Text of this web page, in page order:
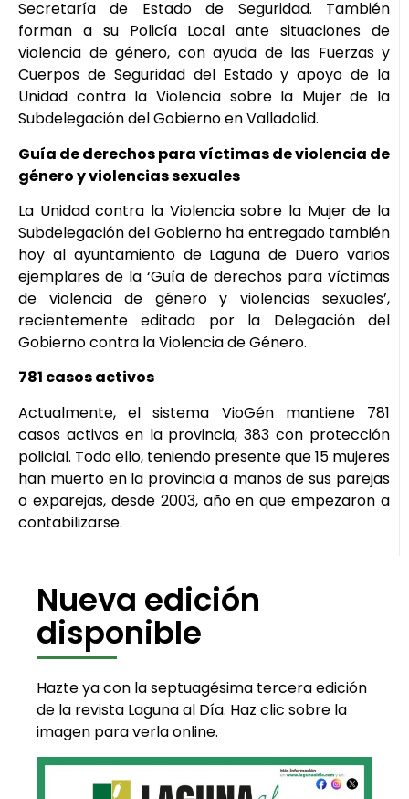
Secretaría de Estado de Seguridad. También
forman a su Policía Local ante situaciones de
violencia de género, con ayuda de las Fuerzas y
Cuerpos de Seguridad del Estado y apoyo de la
Unidad contra la Violencia sobre la Mujer de la
Subdelegación del Gobierno en Valladolid.
Guía de derechos para víctimas de violencia de
género y violencias sexuales
La Unidad contra la Violencia sobre la Mujer de la
Subdelegación del Gobierno ha entregado también
hoy al ayuntamiento de Laguna de Duero varios
ejemplares de la ‘Guía de derechos para víctimas
de violencia de género y violencias sexuales’,
recientemente editada por la Delegación del
Gobierno contra la Violencia de Género.
781 casos activos
Actualmente, el sistema VioGén mantiene 781
casos activos en la provincia, 383 con protección
policial. Todo ello, teniendo presente que 15 mujeres
han muerto en la provincia a manos de sus parejas
o exparejas, desde 2003, año en que empezaron a
contabilizarse.
Nueva edición
disponible
Hazte ya con la septuagésima tercera edición
de la revista Laguna al Día. Haz clic sobre la
imagen para verla online.